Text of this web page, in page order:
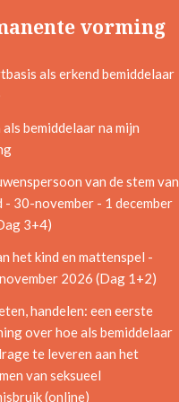
vorming
als erkend bemiddelaar
bemiddelaar na mijn
van de stem van
- 30-november - 1 december
3+4)
het kind en mattenspel -
2026 (Dag 1+2)
handelen: een eerste
over hoe als bemiddelaar
te leveren aan het
van seksueel
(online)